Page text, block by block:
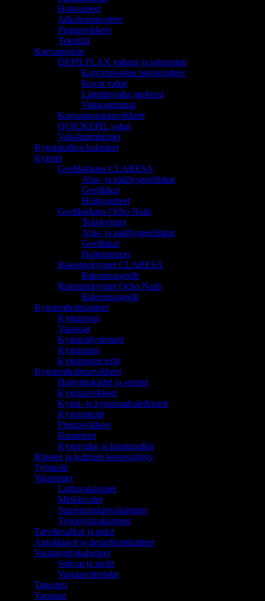
Hoitoaineet
Jalkahoitotuotteet
Pientarvikkeet
Tekstiilit
Karvanpoisto
DEPILFLAX vahaus ja sokerointi
Karvanpoiston hoitotuotteet
Kovat vahat
Lämminvaha purkissa
Vahapatruunat
Karvanpoistotarvikkeet
QUICKEPIL vahat
Vahalämmittimet
Kynsistudion kalusteet
Kynnet
Geelilakkaus CLARESA
Alus- ja päällysgeelilakat
Geelilakat
Hoitotuotteet
Geelilakkaus Ocho Nails
Tekokynnet
Alus- ja päällysgeelilakat
Geelilakat
Hoitotuotteet
Rakennekynnet CLARESA
Rakennusgeelit
Rakennekynnet Ocho Nails
Rakennusgeelit
Kynsienhoitolaitteet
Kynsiporat
Varaosat
Kynsipölynimurit
Kynsiuunit
Kynsiporan terät
Kynsienhoitotarvikkeet
Harjoituskädet ja sormet
Kynsitarvikkeet
Kynsi- ja kynsinauhaleikkurit
Kynsimuotit
Pientarvikkeet
Rannetuet
Kynsiviilat ja hiontapalkit
Ripsien ja kulmien kestovärjäys
Työtuolit
Valaisimet
Lattiavalaisimet
Meikkivalot
Suurennuslasivalaisimet
Työpöytävalaisimet
Tarvikesalkut ja pakit
Autoklaavit ja desinfiointilaitteet
Vastaanottokalusteet
Sohvat ja tuolit
Vastaanottotiskit
Tatuointi
Varaosat